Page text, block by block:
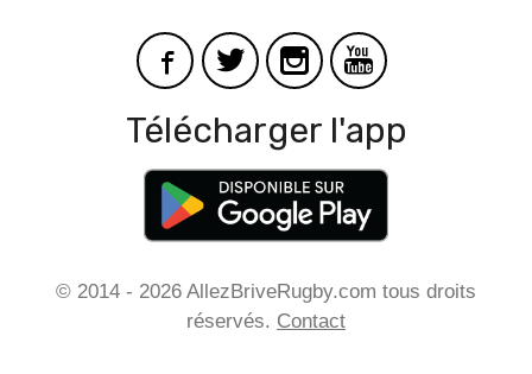
Télécharger l'app
© 2014 - 2026 AllezBriveRugby.com tous droits
réservés. Contact